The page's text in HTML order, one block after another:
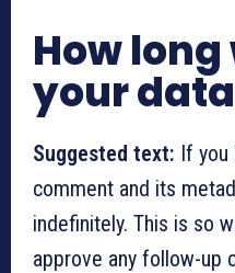
How
your data
Suggested text: If you
comment and its
indefinitely. This is so
approve any follow-up